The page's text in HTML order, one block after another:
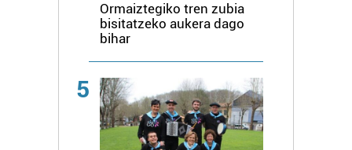
Ormaiztegiko tren zubia
bisitatzeko aukera dago
bihar
5